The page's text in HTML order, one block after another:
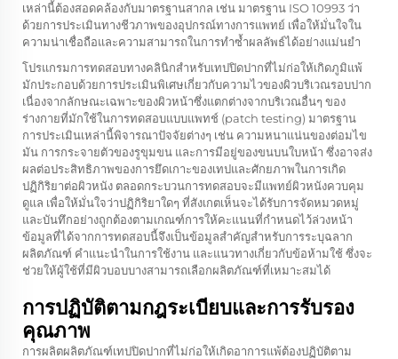
เหล่านี้ต้องสอดคล้องกับมาตรฐานสากล เช่น มาตรฐาน ISO 10993 ว่า
ด้วยการประเมินทางชีวภาพของอุปกรณ์ทางการแพทย์ เพื่อให้มั่นใจใน
ความน่าเชื่อถือและความสามารถในการทำซ้ำผลลัพธ์ได้อย่างแม่นยำ
โปรแกรมการทดสอบทางคลินิกสำหรับเทปปิดปากที่ไม่ก่อให้เกิดภูมิแพ้
มักประกอบด้วยการประเมินพิเศษเกี่ยวกับความไวของผิวบริเวณรอบปาก
เนื่องจากลักษณะเฉพาะของผิวหน้าซึ่งแตกต่างจากบริเวณอื่นๆ ของ
ร่างกายที่มักใช้ในการทดสอบแบบแพทช์ (patch testing) มาตรฐาน
การประเมินเหล่านี้พิจารณาปัจจัยต่างๆ เช่น ความหนาแน่นของต่อมไข
มัน การกระจายตัวของรูขุมขน และการมีอยู่ของขนบนใบหน้า ซึ่งอาจส่ง
ผลต่อประสิทธิภาพของการยึดเกาะของเทปและศักยภาพในการเกิด
ปฏิกิริยาต่อผิวหนัง ตลอดกระบวนการทดสอบจะมีแพทย์ผิวหนังควบคุม
ดูแล เพื่อให้มั่นใจว่าปฏิกิริยาใดๆ ที่สังเกตเห็นจะได้รับการจัดหมวดหมู่
และบันทึกอย่างถูกต้องตามเกณฑ์การให้คะแนนที่กำหนดไว้ล่วงหน้า
ข้อมูลที่ได้จากการทดสอบนี้จึงเป็นข้อมูลสำคัญสำหรับการระบุฉลาก
ผลิตภัณฑ์ คำแนะนำในการใช้งาน และแนวทางเกี่ยวกับข้อห้ามใช้ ซึ่งจะ
ช่วยให้ผู้ใช้ที่มีผิวบอบบางสามารถเลือกผลิตภัณฑ์ที่เหมาะสมได้
การปฏิบัติตามกฎระเบียบและการรับรอง
คุณภาพ
การผลิตผลิตภัณฑ์เทปปิดปากที่ไม่ก่อให้เกิดอาการแพ้ต้องปฏิบัติตาม